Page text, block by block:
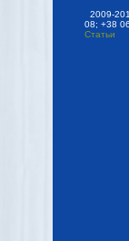
2009-
08; +38
Статьи